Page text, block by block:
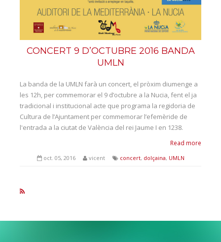
CONCERT 9 D’OCTUBRE 2016 BANDA
UMLN
La banda de la UMLN farà un concert, el pròxim diumenge a
les 12h, per commemorar el 9 d’octubre a la Nucia, fent el ja
tradicional i institucional acte que programa la regidoria de
Cultura de l’Ajuntament per commemorar l’efemèride de
l'entrada a la ciutat de València del rei Jaume I en 1238.
Read more
oct. 05, 2016 vicent concert, dolçaina, UMLN